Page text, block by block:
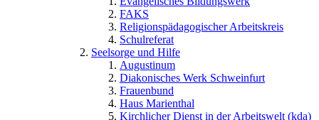
FAKS
Religionspädagogischer Arbeitskreis
Schulreferat
Seelsorge und Hilfe
Augustinum
Diakonisches Werk Schweinfurt
Frauenbund
Haus Marienthal
Kirchlicher Dienst in der Arbeitswelt (kda)